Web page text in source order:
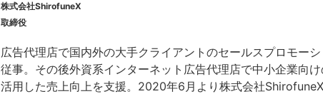
株式会社ShirofuneX
取締役
広告代理店で国内外の大手クライアントのセールスプロモー
従事。その後外資系インターネット広告代理店で中小企業向
活用した売上向上を支援。2020年6月より株式会社